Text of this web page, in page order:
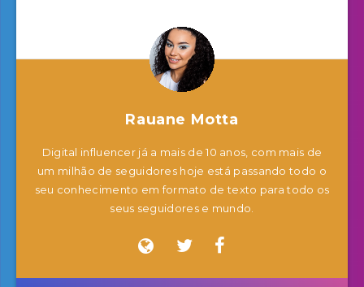
Rauane Motta
Digital influencer já a mais de 10 anos, com mais de
um milhão de seguidores hoje está passando todo o
seu conhecimento em formato de texto para todo os
seus seguidores e mundo.